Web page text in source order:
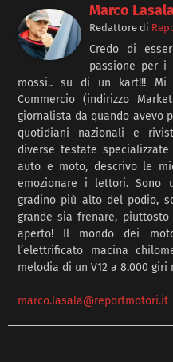
Marco
Redattore di
Credo di
passione per
mossi.. su di un kart!!! Mi
Commercio (indirizzo
giornalista da quando avevo
quotidiani nazionali e
diverse testate
auto e moto, descrivo le
emozionare i lettori. Sono
gradino più alto del podio,
grande sia frenare,
aperto! Il mondo dei
l’elettrificato macina
melodia di un V12 a 8.000 giri
marco.lasala@reportmotori.it